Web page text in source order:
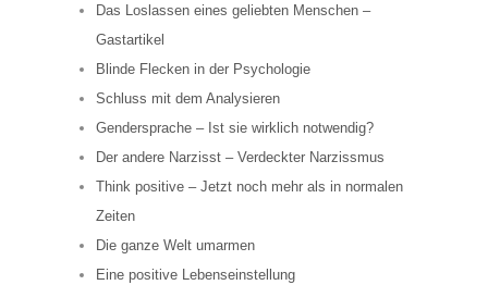
Das Loslassen eines geliebten Menschen –
Gastartikel
Blinde Flecken in der Psychologie
Schluss mit dem Analysieren
Gendersprache – Ist sie wirklich notwendig?
Der andere Narzisst – Verdeckter Narzissmus
Think positive – Jetzt noch mehr als in normalen
Zeiten
Die ganze Welt umarmen
Eine positive Lebenseinstellung